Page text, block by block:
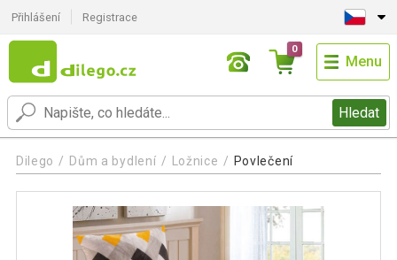
Přihlášení Registrace
Hledat
0
Menu
Dilego Dům a bydlení Ložnice Povlečení